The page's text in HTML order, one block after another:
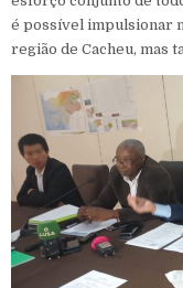
é possível impulsionar
região de Cacheu, mas